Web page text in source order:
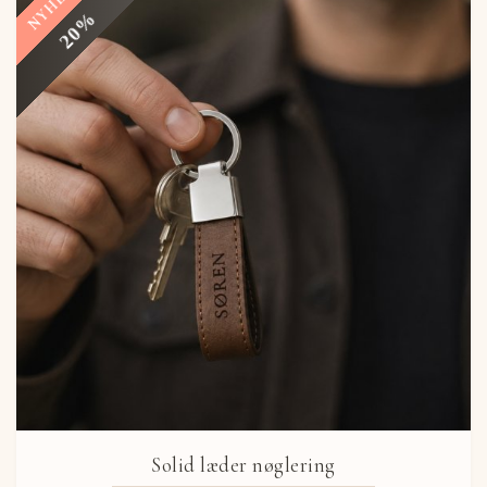
20%
Solid læder nøglering